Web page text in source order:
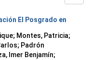
El Posgrado en
; Montes, Patricia;
; Padrón
Imer Benjamín;